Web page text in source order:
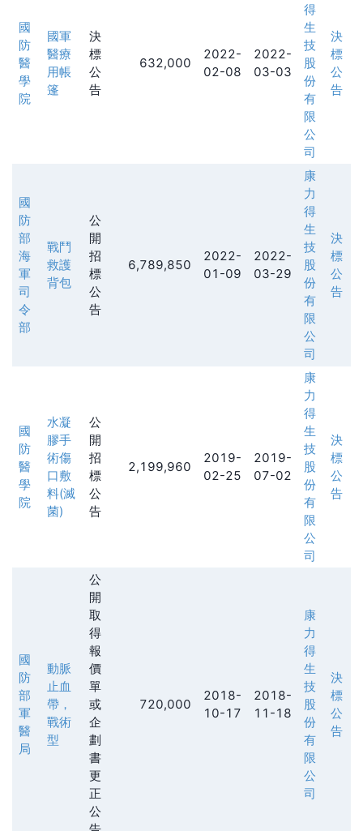
國
防
醫
學
院
國軍
醫療
用帳
篷
決
標
公
告
632,000
2022-
02-08
2022-
03-03
得
生
技
股
份
有
限
公
司
決
標
公
告
國
防
部
海
軍
司
令
部
戰鬥
救護
背包
公
開
招
標
公
告
6,789,850
2022-
01-09
2022-
03-29
康
力
得
生
技
股
份
有
限
公
司
決
標
公
告
國
防
醫
學
院
水凝
膠手
術傷
口敷
料(滅
菌)
公
開
招
標
公
告
2,199,960
2019-
02-25
2019-
07-02
康
力
得
生
技
股
份
有
限
公
司
決
標
公
告
國
防
部
軍
醫
局
動脈
止血
帶，
戰術
型
公
開
取
得
報
價
單
或
企
劃
書
更
正
公
720,000
2018-
10-17
2018-
11-18
康
力
得
生
技
股
份
有
限
公
司
決
標
公
告